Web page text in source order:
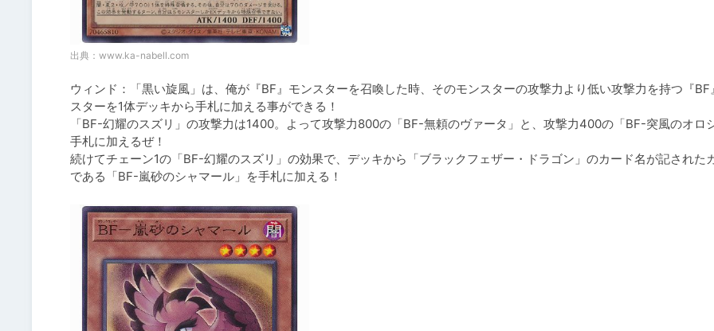
出典： www.ka-nabell.com
ウィンド：「黒い旋風」は、俺が『BF』モンスターを召喚した時、そのモンスターの攻撃力より低い攻撃力を持つ『BF
スターを1体デッキから手札に加える事ができる！
「BF-幻耀のスズリ」の攻撃力は1400。よって攻撃力800の「BF-無頼のヴァータ」と、攻撃力400の「BF-突風のオロ
手札に加えるぜ！
続けてチェーン1の「BF-幻耀のスズリ」の効果で、デッキから「ブラックフェザー・ドラゴン」のカード名が記された